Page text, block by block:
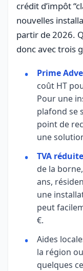
crédit d’impôt
nouvelles
partir de 2026.
donc avec trois
Prime
coût HT
Pour une
plafond se
point de
une
TVA réduite
de la
ans,
une
peut
€.
Aides
la région
quelques